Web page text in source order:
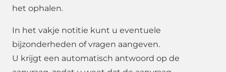
het ophalen.
In het vakje notitie kunt u eventuele
bijzonderheden of vragen aangeven.
U krijgt een automatisch antwoord op de